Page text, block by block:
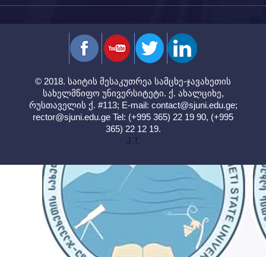
© 2018. საიტის მესაკუთრეა სამცხე-ჯავახეთის
სახელმწიფო უნივერსიტეტი. ქ. ახალციხე,
რუსთაველის ქ. #113; E-mail: contact@sjuni.edu.ge;
rector@sjuni.edu.ge Tel: (+995 365) 22 19 90, (+995
365) 22 12 19.
J.T.